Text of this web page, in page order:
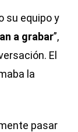
su equipo y
a grabar”,
El
la
pasar